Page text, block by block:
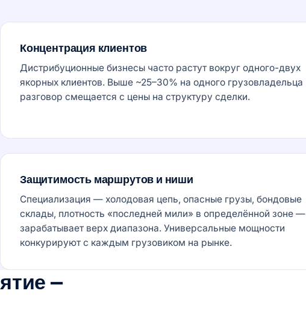
Концентрация клиентов
Дистрибуционные бизнесы часто растут вокруг одного-двух
якорных клиентов. Выше ~25–30% на одного грузовладельца
разговор смещается с цены на структуру сделки.
Защитимость маршрутов и ниши
Специализация — холодовая цепь, опасные грузы, бондовые
склады, плотность «последней мили» в определённой зоне —
зарабатывает верх диапазона. Универсальные мощности
конкурируют с каждым грузовиком на рынке.
—